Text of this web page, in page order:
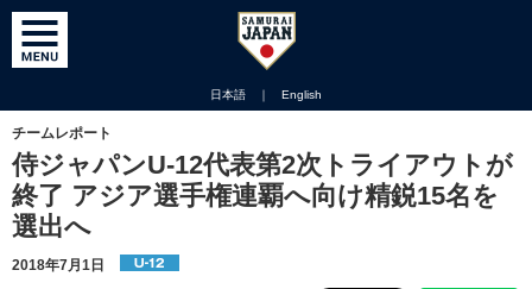
日本語 ｜ English
チームレポート
侍ジャパンU-12代表第2次トライアウトが
終了 アジア選手権連覇へ向け精鋭15名を
選出へ
2018年7月1日